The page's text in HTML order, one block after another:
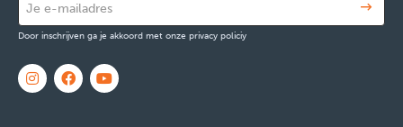
Door inschrijven ga je akkoord met onze privacy policiy